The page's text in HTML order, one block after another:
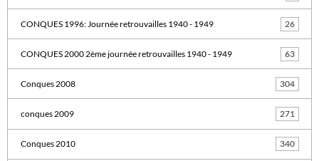
CONQUES 1996: Journée retrouvailles 1940 - 1949 26
CONQUES 2000 2ème journée retrouvailles 1940 - 1949 63
Conques 2008 304
conques 2009 271
Conques 2010 340